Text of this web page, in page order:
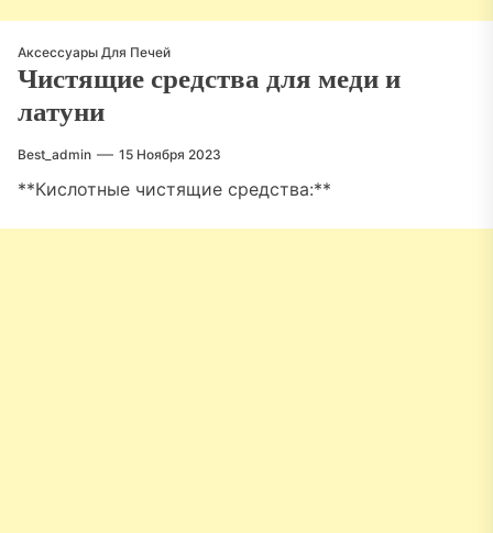
Аксессуары Для Печей
Чистящие средства для меди и
латуни
Best_admin 15 Ноября 2023
**Кислотные чистящие средства:**